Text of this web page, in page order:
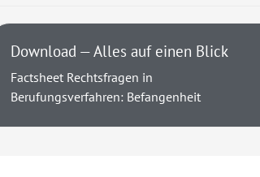
Download — Alles auf einen Blick
Factsheet Rechtsfragen in
Berufungsverfahren: Befangenheit